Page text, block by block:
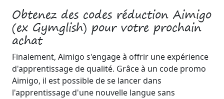
Obtenez des codes réduction Aimigo
(ex Gymglish) pour votre prochain
achat
Finalement, Aimigo s'engage à offrir une expérience
d'apprentissage de qualité. Grâce à un code promo
Aimigo, il est possible de se lancer dans
l'apprentissage d'une nouvelle langue sans